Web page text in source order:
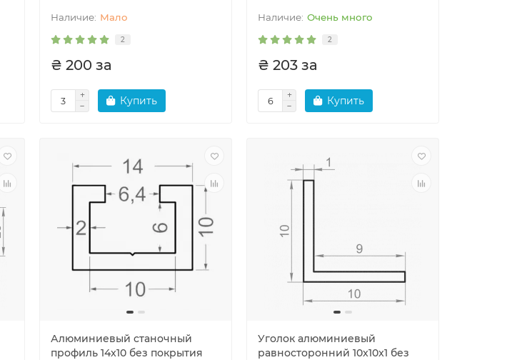
Мало
2
₴ 200 за
Купить
Очень много
2
₴ 203 за
Купить
Алюминиевый станочный
профиль 14x10 без покрытия
Уголок алюминиевый
равносторонний 10x10x1 без